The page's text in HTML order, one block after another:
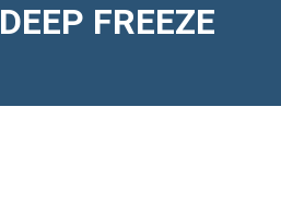
DEEP FREEZE